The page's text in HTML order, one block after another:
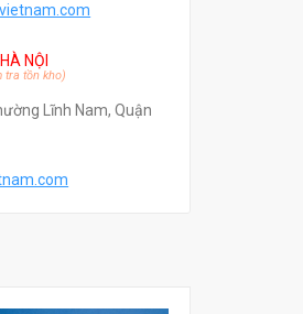
NỘI
tra tồn kho)
Lĩnh Nam, Quận